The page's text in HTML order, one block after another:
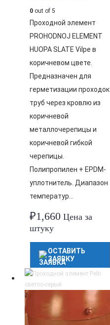
0 out of 5
Проходной элемент
PROHODNOJ ELEMENT
HUOPA SLATE Vilpe в
коричневом цвете.
Предназначен для
герметизации проходок
труб через кровлю из
коричневой
металлочерепицы и
коричневой гибкой
черепицы.
Полипропилен + EPDM-
уплотнитель. Диапазон
температур…
₽1,660 Цена за
штуку
ОСТАВИТЬ
ЗАЯВКУ